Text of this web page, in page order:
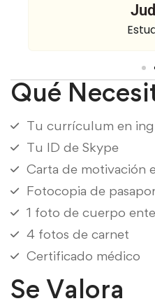
Qué
Tu currículum en
Tu ID de Skype
Carta de motivación
Fotocopia de
1 foto de cuerpo
4 fotos de carnet
Certificado médico
Se Valora